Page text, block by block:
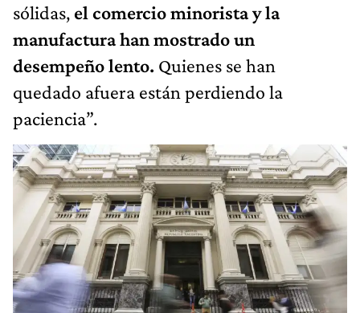
sólidas, el comercio minorista y la
manufactura han mostrado un
desempeño lento. Quienes se han
quedado afuera están perdiendo la
paciencia”.